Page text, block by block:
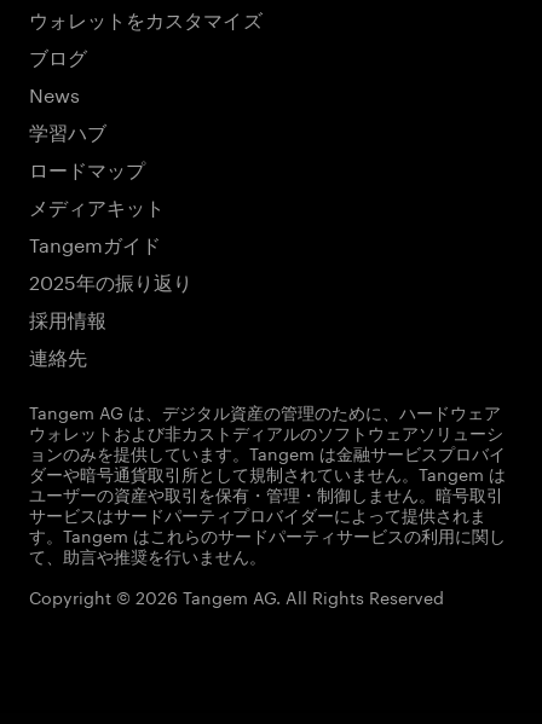
ウォレットをカスタマイズ
ブログ
News
学習ハブ
ロードマップ
メディアキット
Tangemガイド
2025年の振り返り
採用情報
連絡先
Tangem AG は、デジタル資産の管理のために、ハードウェア
ウォレットおよび非カストディアルのソフトウェアソリューシ
ョンのみを提供しています。Tangem は金融サービスプロバイ
ダーや暗号通貨取引所として規制されていません。Tangem は
ユーザーの資産や取引を保有・管理・制御しません。暗号取引
サービスはサードパーティプロバイダーによって提供されま
す。Tangem はこれらのサードパーティサービスの利用に関し
て、助言や推奨を行いません。